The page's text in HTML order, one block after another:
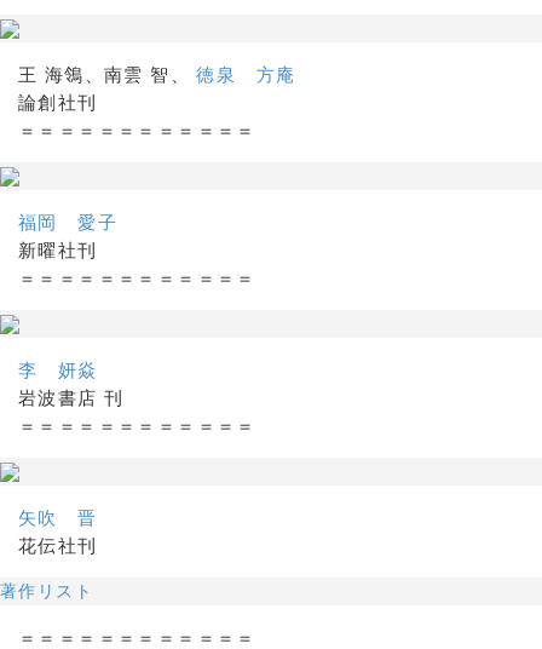
王 海鴒、南雲 智、徳泉 方庵
論創社刊
＝＝＝＝＝＝＝＝＝＝＝＝
福岡 愛子
新曜社刊
＝＝＝＝＝＝＝＝＝＝＝＝
李 妍焱
岩波書店 刊
＝＝＝＝＝＝＝＝＝＝＝＝
矢吹 晋
花伝社刊
著作リスト
＝＝＝＝＝＝＝＝＝＝＝＝